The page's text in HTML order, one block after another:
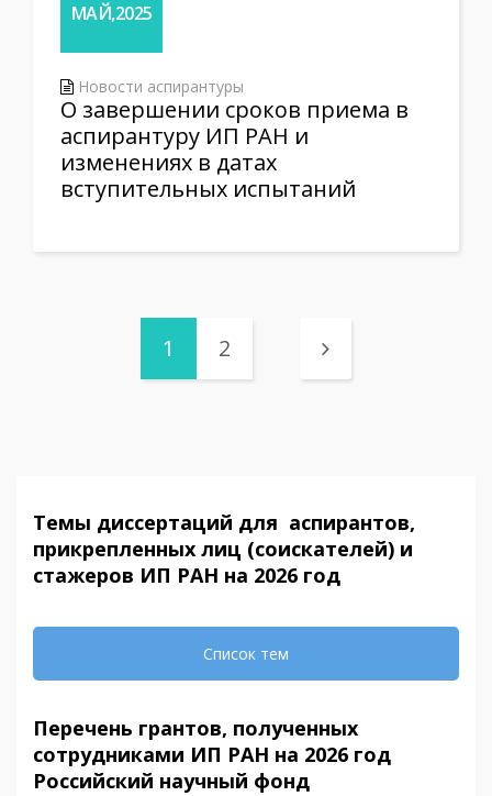
МАЙ,2025
Новости аспирантуры
О завершении сроков приема в
аспирантуру ИП РАН и
изменениях в датах
вступительных испытаний
1 2
Темы диссертаций для аспирантов,
прикрепленных лиц (соискателей) и
стажеров ИП РАН на 2026 год
Список тем
Перечень грантов, полученных
сотрудниками ИП РАН на 2026 год
Российский научный фонд